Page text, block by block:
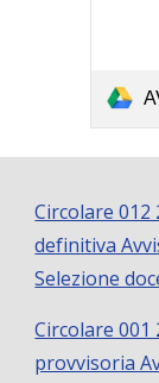
Circolare 012
definitiva
Selezione
Circolare 001
provvisoria